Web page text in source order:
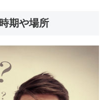
期や場所